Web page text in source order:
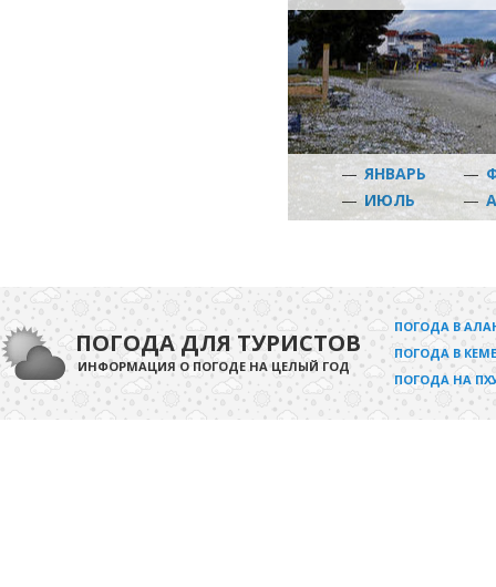
— ЯНВАРЬ —
—ИЮЛЬ —
ПОГОДА ДЛЯ ТУРИСТОВ
ИНФОРМАЦИЯ О ПОГОДЕ НА ЦЕЛЫЙ ГОД
ПОГОДА В
ПОГОДА В
ПОГОДА НА